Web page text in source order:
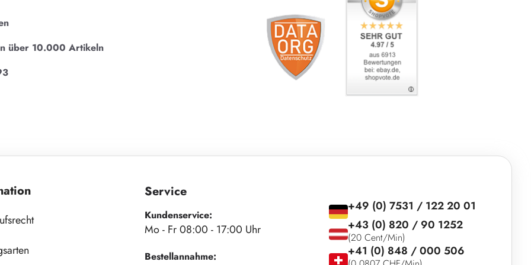
über 10.000 Artikeln
Service
Kundenservice:
Mo - Fr 08:00 - 17:00 Uhr
Bestellannahme:
+49 (0) 7531 / 122 20 01
+43 (0) 820 / 90 1252
(20 Cent/Min)
+41 (0) 848 / 000 506